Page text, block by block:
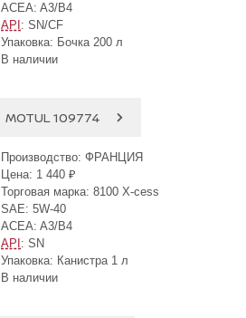
ACEA: A3/B4
API : SN/CF
Упаковка: Бочка 200 л
В наличии
MOTUL 109774
Производство: ФРАНЦИЯ
Цена: 1 440 ₽
Торговая марка: 8100 X-cess
SAE: 5W-40
ACEA: A3/B4
API : SN
Упаковка: Канистра 1 л
В наличии